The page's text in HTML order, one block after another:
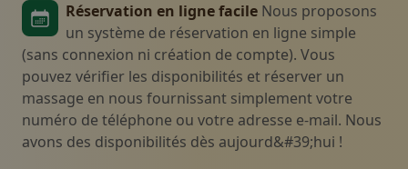
Réservation en ligne facile Nous proposons
un système de réservation en ligne simple
(sans connexion ni création de compte). Vous
pouvez vérifier les disponibilités et réserver un
massage en nous fournissant simplement votre
numéro de téléphone ou votre adresse e-mail. Nous
avons des disponibilités dès aujourd&#39;hui !